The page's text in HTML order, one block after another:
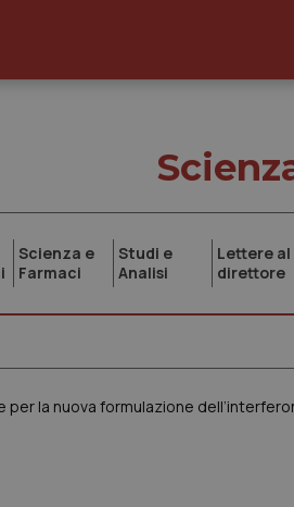
Scienza e
Farmaci
Studi e
Analisi
Lettere al
direttore
la nuova formulazione